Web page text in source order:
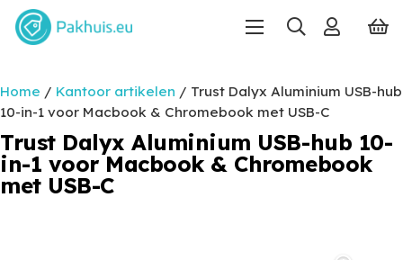
Home / Kantoor artikelen / Trust Dalyx Aluminium USB-hub
10-in-1 voor Macbook & Chromebook met USB-C
Trust Dalyx Aluminium USB-hub 10-
in-1 voor Macbook & Chromebook
met USB-C